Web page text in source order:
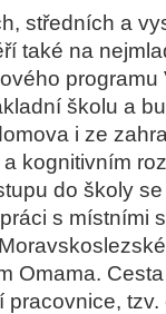
středních a
také na
školu a
i ze
kognitivním
do školy
s místními
Omama.
tzv.